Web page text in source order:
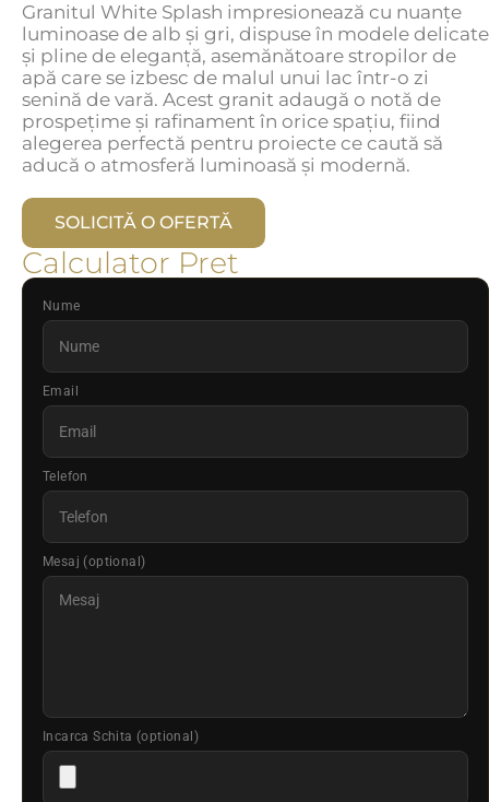
Granitul White Splash impresionează cu nuanțe
luminoase de alb și gri, dispuse în modele delicate
și pline de eleganță, asemănătoare stropilor de
apă care se izbesc de malul unui lac într-o zi
senină de vară. Acest granit adaugă o notă de
prospețime și rafinament în orice spațiu, fiind
alegerea perfectă pentru proiecte ce caută să
aducă o atmosferă luminoasă și modernă.
SOLICITĂ O OFERTĂ
Calculator Pret
Nume
Email
Telefon
Mesaj (optional)
Incarca Schita (optional)